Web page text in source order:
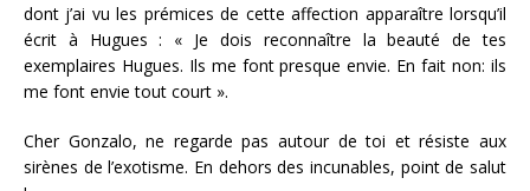
dont j’ai vu les prémices de cette affection apparaître lorsqu’il
écrit à Hugues : « Je dois reconnaître la beauté de tes
exemplaires Hugues. Ils me font presque envie. En fait non: ils
me font envie tout court ».
Cher Gonzalo, ne regarde pas autour de toi et résiste aux
sirènes de l’exotisme. En dehors des incunables, point de salut